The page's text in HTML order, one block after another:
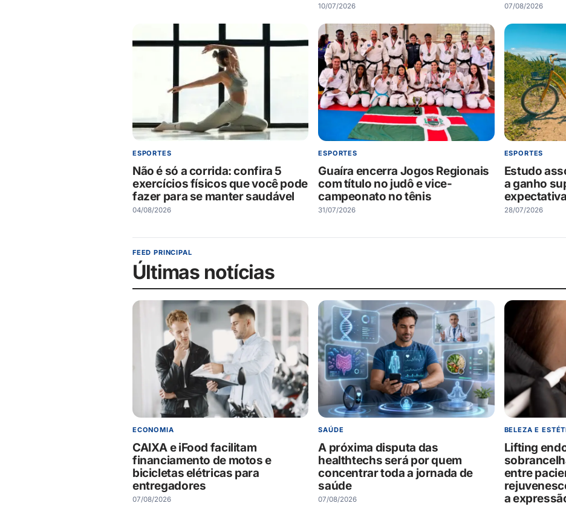
10/07/2026 07/08/2026
ESPORTES
Não é só a corrida: confira 5
exercícios físicos que você pode
fazer para se manter saudável
04/08/2026
ESPORTES
Guaíra encerra Jogos Regionais
com título no judô e vice-
campeonato no tênis
31/07/2026
ESPORTES
Estudo
a ganho
28/07/2026
FEED PRINCIPAL
Últimas notícias
ECONOMIA
CAIXA e iFood facilitam
financiamento de motos e
bicicletas elétricas para
entregadores
07/08/2026
SAÚDE
A próxima disputa das
healthtechs será por quem
concentrar toda a jornada de
saúde
07/08/2026
BELEZA E
Lifting
entre
a